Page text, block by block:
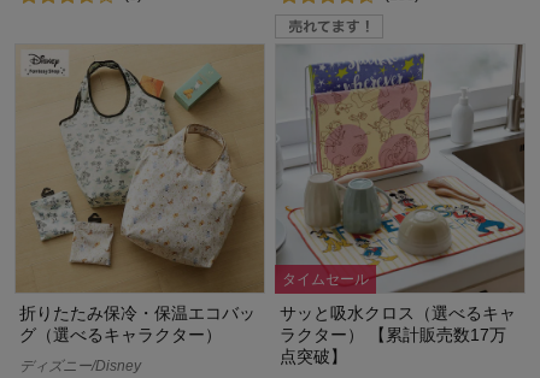
折りたたみ保冷・保温エコバッ
グ（選べるキャラクター）
ディズニー/Disney
タイムセール
サッと吸水クロス（選べるキャ
ラクター） 【累計販売数17万
点突破】